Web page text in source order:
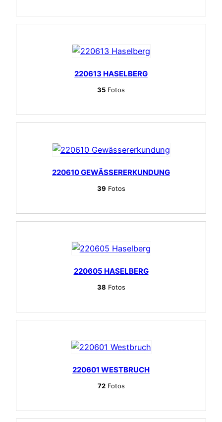
220613 HASELBERG
35 Fotos
220610 GEWÄSSERERKUNDUNG
39 Fotos
220605 HASELBERG
38 Fotos
220601 WESTBRUCH
72Fotos